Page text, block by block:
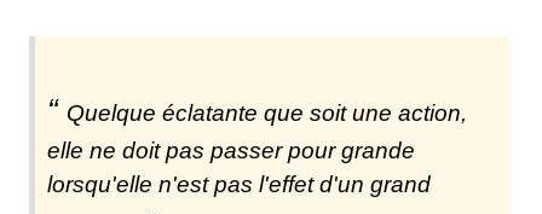
Quelque éclatante que soit une action,
elle ne doit pas passer pour grande
lorsqu'elle n'est pas l'effet d'un grand